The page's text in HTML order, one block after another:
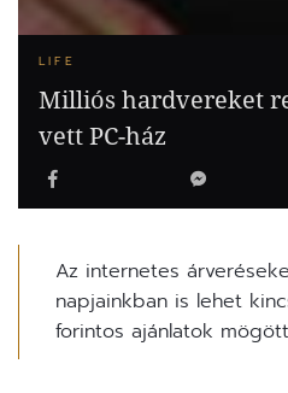
LIFE
Milliós hardvereket
vett PC-ház
Az internetes
napjainkban is lehet
forintos ajánlatok